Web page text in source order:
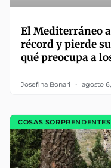
El Mediterráneo
récord y pierde
qué preocupa a
Josefina Bonari agosto
COSAS SORPRENDENTES